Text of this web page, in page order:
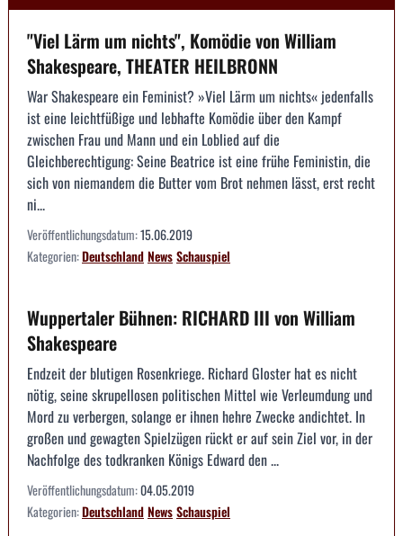
"Viel Lärm um nichts", Komödie von William
Shakespeare, THEATER HEILBRONN
War Shakespeare ein Feminist? »Viel Lärm um nichts« jedenfalls
ist eine leichtfüßige und lebhafte Komödie über den Kampf
zwischen Frau und Mann und ein Loblied auf die
Gleichberechtigung: Seine Beatrice ist eine frühe Feministin, die
sich von niemandem die Butter vom Brot nehmen lässt, erst recht
ni...
Veröffentlichungsdatum:15.06.2019
Kategorien:DeutschlandNewsSchauspiel
Wuppertaler Bühnen: RICHARD III von William
Shakespeare
Endzeit der blutigen Rosenkriege. Richard Gloster hat es nicht
nötig, seine skrupellosen politischen Mittel wie Verleumdung und
Mord zu verbergen, solange er ihnen hehre Zwecke andichtet. In
großen und gewagten Spielzügen rückt er auf sein Ziel vor, in der
Nachfolge des todkranken Königs Edward den ...
Veröffentlichungsdatum:04.05.2019
Kategorien:DeutschlandNewsSchauspiel